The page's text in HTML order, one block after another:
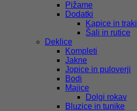
Pižame
Dodatki
Kapice in traki
Šali in rutice
Deklice
Kompleti
Jakne
Jopice in puloverji
Bodi
Majice
Dolgi rokav
Bluzice in tunike